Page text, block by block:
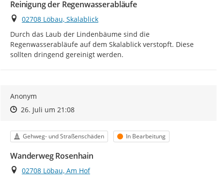
Reinigung der Regenwasserabläufe
Ort
02708 Löbau, Skalablick
Durch das Laub der Lindenbäume sind die
Regenwasserabläufe auf dem Skalablick verstopft. Diese
sollten dringend gereinigt werden.
Anonym
Zeitpunkt des Erstellens
Zeitpunkt des Erstellens
26. Juli um 21:08Zur Äußerung
Kategorie
Gehweg- und Straßenschäden Status
In Bearbeitung
Wanderweg Rosenhain
Ort
02708 Löbau, Am Hof